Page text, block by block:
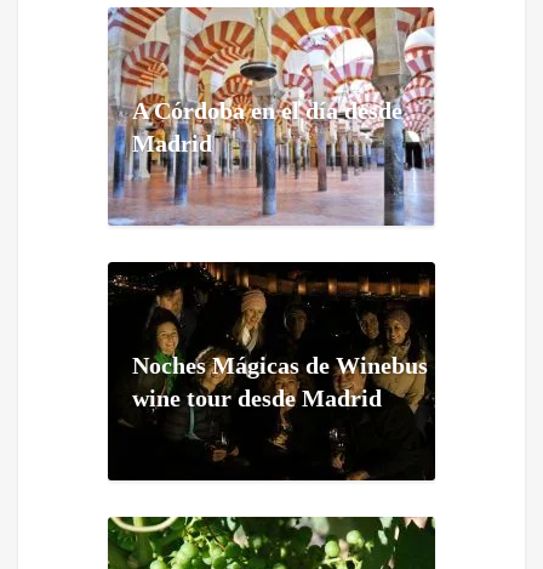
A Córdoba en el día desde
Madrid
Noches Mágicas de Winebus
wine tour desde Madrid